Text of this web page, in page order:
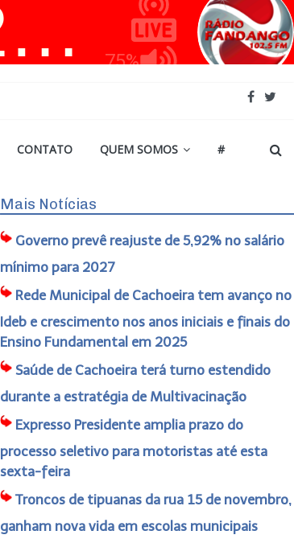
CONTATO QUEM SOMOS #
Mais Notícias
Governo prevê reajuste de 5,92% no salário
mínimo para 2027
Rede Municipal de Cachoeira tem avanço no
Ideb e crescimento nos anos iniciais e finais do
Ensino Fundamental em 2025
Saúde de Cachoeira terá turno estendido
durante a estratégia de Multivacinação
Expresso Presidente amplia prazo do
processo seletivo para motoristas até esta
sexta-feira
Troncos de tipuanas da rua 15 de novembro,
ganham nova vida em escolas municipais